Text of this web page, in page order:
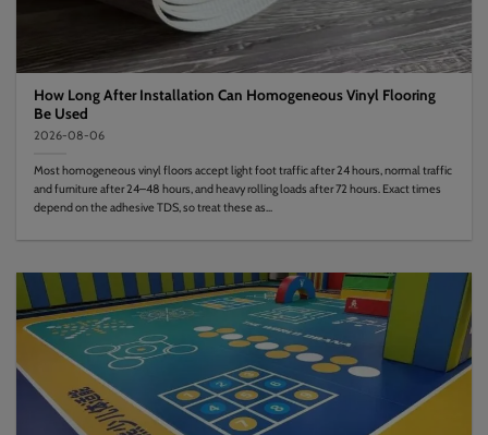
How Long After Installation Can Homogeneous Vinyl Flooring
Be Used
2026-08-06
Most homogeneous vinyl floors accept light foot traffic after 24 hours, normal traffic
and furniture after 24–48 hours, and heavy rolling loads after 72 hours. Exact times
depend on the adhesive TDS, so treat these as...